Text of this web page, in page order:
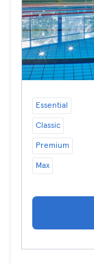
Essential
Classic
Premium
Max